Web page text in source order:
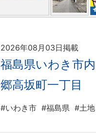
2026年08月03日掲載
福島県いわき市内
郷高坂町一丁目
#いわき市 #福島県 #土地